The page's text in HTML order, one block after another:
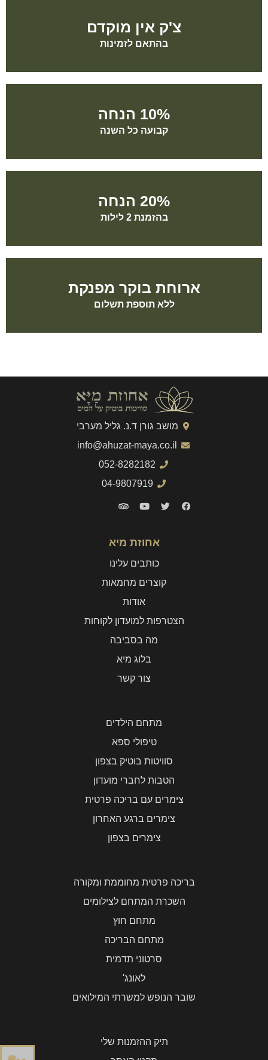
ארוחת בוקר מפנקת
ללא תוספת תשלום
20% הנחה
בהזמנת 2 לילות
10% הנחה
קבועה כל השנה
צ'ק אין מוקדם
בהתאם לזמינות
מושב גורן ד.נ. גליל מערבי
info@ahuzat-maya.co.il
052-8282182
04-9807919
אחוזת מיא
כותבים עלינו
קוצרים מחמאות
אודות
הצטרפות למועדון לקוחות
מה בסביבה
בלוג מיא
צור קשר
מתחם הילדים
טיפולי ספא
סוויטות בוטיק בצפון
הטבות לחברי מועדון
צימרים עם בריכה פרטית
צימרים ברגע האחרון
צימרים בצפון
בריכה פרטית מחוממת ומקורה
השכרת המתחם לצילומים
מתחם חוץ
מתחם הבריכה
סרטוני תדמית
לאונג'
שובר הנופש למשרתי המילואים
תיק ההזמנות שלי